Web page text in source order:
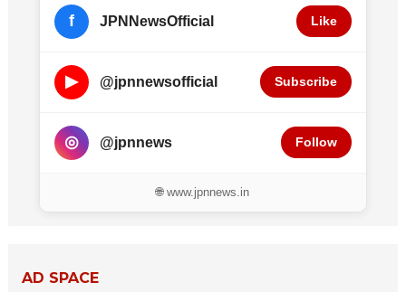
f JPNNewsOfficial Like
▶ @jpnnewsofficial Subscribe
◎ @jpnnews Follow
🌐 www.jpnnews.in
AD SPACE